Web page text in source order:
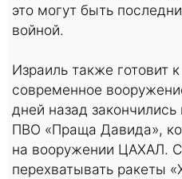
это могут быть
войной.
Израиль также готовит
современное
дней назад
ПВО «Праща Давида»,
на вооружении ЦАХАЛ.
перехватывать ракеты